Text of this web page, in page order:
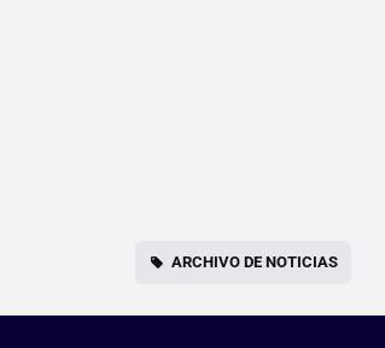
ARCHIVO DE NOTICIAS